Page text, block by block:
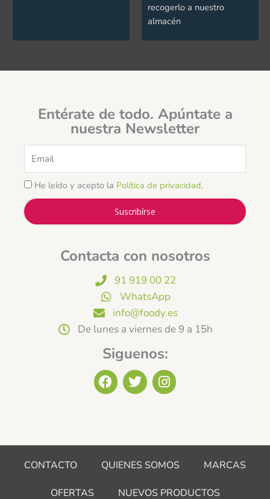
recogerlo a nuestro
almacén
Entérate de todo. Apúntate a
nuestra Newsletter
He leído y acepto la Política de privacidad.
Suscribírse
Contacta con nosotros
91 919 00 22
WhatsApp
info@foody.es
De lunes a viernes de 9 a 15h
Siguenos:
F
a
o
k
T
w
e
I
n
g
a
CONTACTO QUIENES SOMOS MARCAS
OFERTAS NUEVOS PRODUCTOS